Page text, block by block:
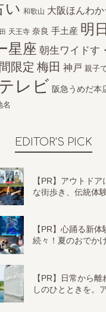
い 和歌山 大阪ほんわ
天王寺 奈良 手土産 明
星座 朝生ワイドす
限定 梅田 神戸 親子
レビ 阪急うめだ本
名
EDITOR'S PICK
【PR】アウトドア
な街歩き、伝統体
【PR】心踊る新
続々！夏のおでか
【PR】日常から
しのひとときを。